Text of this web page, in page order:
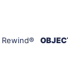
Rewind®